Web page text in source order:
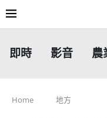
即時 影音 農
Home 地方